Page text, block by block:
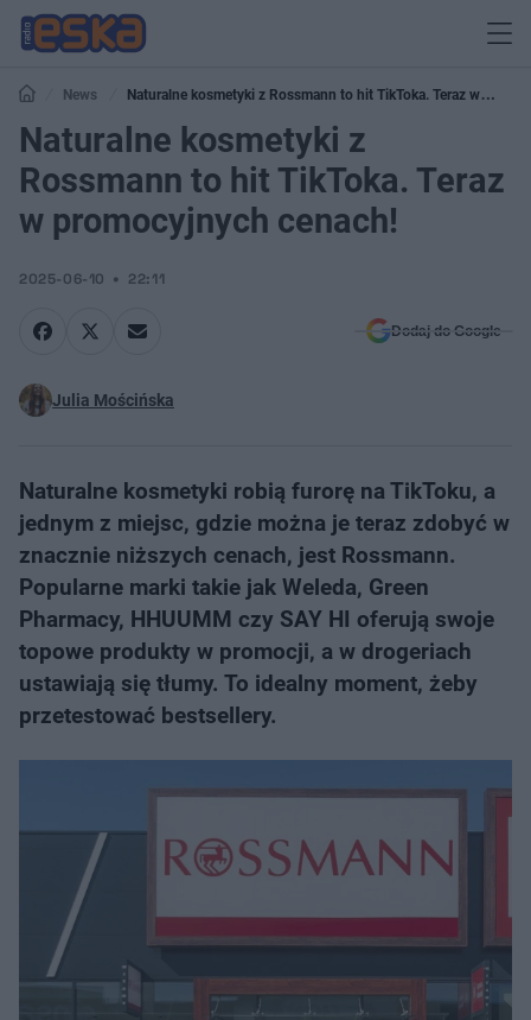
News
Naturalne kosmetyki z Rossmann to hit TikToka. Teraz w
promocyjnych cenach!
Naturalne kosmetyki z
Rossmann to hit TikToka. Teraz
w promocyjnych cenach!
2025-06-10 22:11
Dodaj do Google
Julia Mościńska
Naturalne kosmetyki robią furorę na TikToku, a
jednym z miejsc, gdzie można je teraz zdobyć w
znacznie niższych cenach, jest Rossmann.
Popularne marki takie jak Weleda, Green
Pharmacy, HHUUMM czy SAY HI oferują swoje
topowe produkty w promocji, a w drogeriach
ustawiają się tłumy. To idealny moment, żeby
przetestować bestsellery.